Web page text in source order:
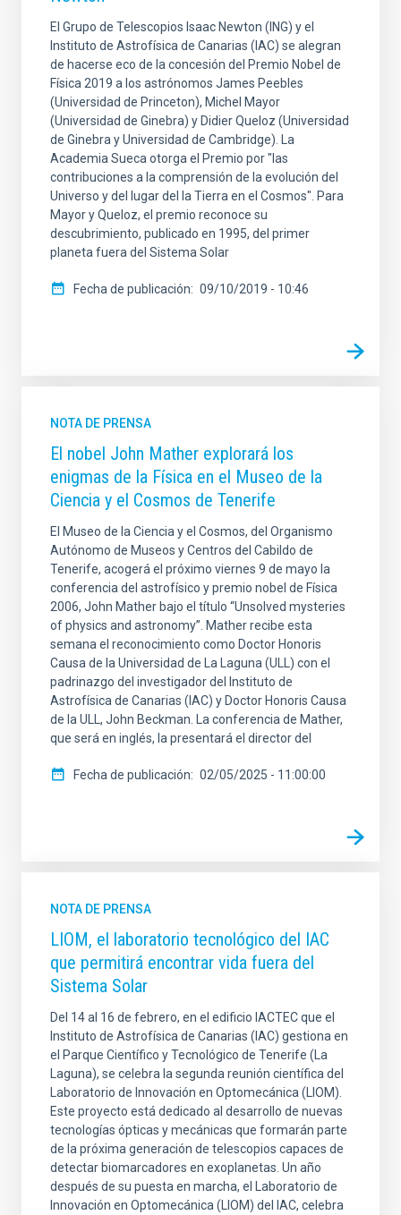
El Grupo de Telescopios Isaac Newton (ING) y el
Instituto de Astrofísica de Canarias (IAC) se alegran
de hacerse eco de la concesión del Premio Nobel de
Física 2019 a los astrónomos James Peebles
(Universidad de Princeton), Michel Mayor
(Universidad de Ginebra) y Didier Queloz (Universidad
de Ginebra y Universidad de Cambridge). La
Academia Sueca otorga el Premio por "las
contribuciones a la comprensión de la evolución del
Universo y del lugar del la Tierra en el Cosmos". Para
Mayor y Queloz, el premio reconoce su
descubrimiento, publicado en 1995, del primer
planeta fuera del Sistema Solar
Fecha de publicación 09/10/2019 - 10:46
NOTA DE PRENSA
El nobel John Mather explorará los
enigmas de la Física en el Museo de la
Ciencia y el Cosmos de Tenerife
El Museo de la Ciencia y el Cosmos, del Organismo
Autónomo de Museos y Centros del Cabildo de
Tenerife, acogerá el próximo viernes 9 de mayo la
conferencia del astrofísico y premio nobel de Física
2006, John Mather bajo el título “Unsolved mysteries
of physics and astronomy”. Mather recibe esta
semana el reconocimiento como Doctor Honoris
Causa de la Universidad de La Laguna (ULL) con el
padrinazgo del investigador del Instituto de
Astrofísica de Canarias (IAC) y Doctor Honoris Causa
de la ULL, John Beckman. La conferencia de Mather,
que será en inglés, la presentará el director del
Fecha de publicación 02/05/2025 - 11:00:00
NOTA DE PRENSA
LIOM, el laboratorio tecnológico del IAC
que permitirá encontrar vida fuera del
Sistema Solar
Del 14 al 16 de febrero, en el edificio IACTEC que el
Instituto de Astrofísica de Canarias (IAC) gestiona en
el Parque Científico y Tecnológico de Tenerife (La
Laguna), se celebra la segunda reunión científica del
Laboratorio de Innovación en Optomecánica (LIOM).
Este proyecto está dedicado al desarrollo de nuevas
tecnologías ópticas y mecánicas que formarán parte
de la próxima generación de telescopios capaces de
detectar biomarcadores en exoplanetas. Un año
después de su puesta en marcha, el Laboratorio de
Innovación en Optomecánica (LIOM) del IAC, celebra